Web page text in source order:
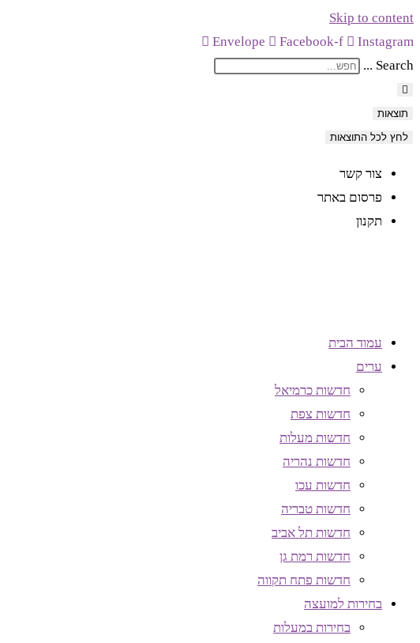
לתוכן
Skip to content
Envelope
Facebook-f
Instagram
Search ...
תוצאות
לחץ לכל התוצאות
צור קשר
פרסום באתר
תקנון
עמוד הבית
ערים
חדשות כרמיאל
חדשות צפת
חדשות מעלות
חדשות נהריה
חדשות עכו
חדשות טבריה
חדשות תל אביב
חדשות רמת גן
חדשות פתח תקווה
בחירות למועצה
בחירות במעלות